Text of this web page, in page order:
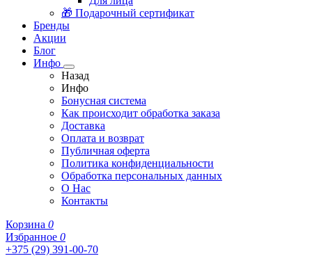
🎁 Подарочный сертификат
Бренды
Акции
Блог
Инфо
Назад
Инфо
Бонусная система
Как происходит обработка заказа
Доставка
Оплата и возврат
Публичная оферта
Политика конфиденциальности
Обработка персональных данных
О Нас
Контакты
Корзина 0
Избранное 0
+375 (29) 391-00-70